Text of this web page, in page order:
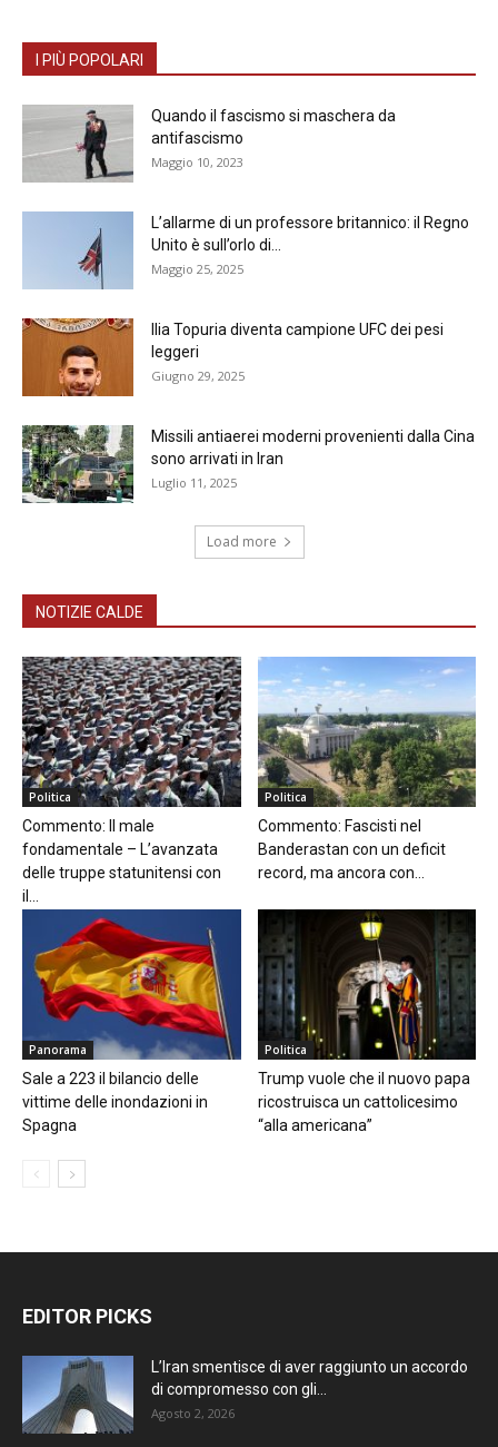
I PIÙ POPOLARI
Quando il fascismo si maschera da
antifascismo
Maggio 10, 2023
L’allarme di un professore britannico: il Regno
Unito è sull’orlo di...
Maggio 25, 2025
Ilia Topuria diventa campione UFC dei pesi
leggeri
Giugno 29, 2025
Missili antiaerei moderni provenienti dalla Cina
sono arrivati in Iran
Luglio 11, 2025
Load more
NOTIZIE CALDE
Politica
Commento: Il male
fondamentale – L’avanzata
delle truppe statunitensi con
il...
Politica
Commento: Fascisti nel
Banderastan con un deficit
record, ma ancora con...
Panorama
Sale a 223 il bilancio delle
vittime delle inondazioni in
Spagna
Politica
Trump vuole che il nuovo papa
ricostruisca un cattolicesimo
“alla americana”
EDITOR PICKS
L’Iran smentisce di aver raggiunto un accordo
di compromesso con gli...
Agosto 2, 2026